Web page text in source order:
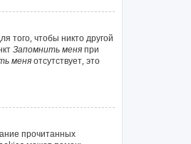
того, чтобы никто другой
Запомнить меня при
меняотсутствует, это
прочитанных